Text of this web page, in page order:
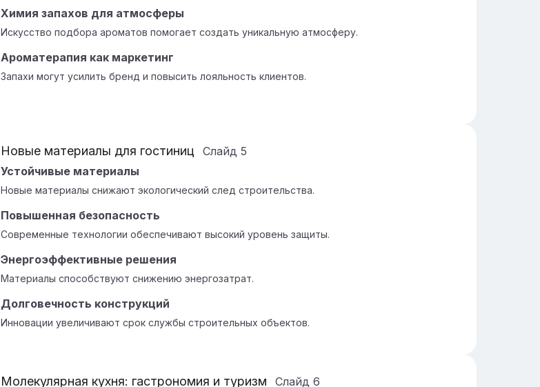
Химия запахов для атмосферы
Искусство подбора ароматов помогает создать уникальную атмосферу.
Ароматерапия как маркетинг
Запахи могут усилить бренд и повысить лояльность клиентов.
Новые материалы для гостиниц Слайд 5
Устойчивые материалы
Новые материалы снижают экологический след строительства.
Повышенная безопасность
Современные технологии обеспечивают высокий уровень защиты.
Энергоэффективные решения
Материалы способствуют снижению энергозатрат.
Долговечность конструкций
Инновации увеличивают срок службы строительных объектов.
Молекулярная кухня: гастрономия и туризм Слайд 6